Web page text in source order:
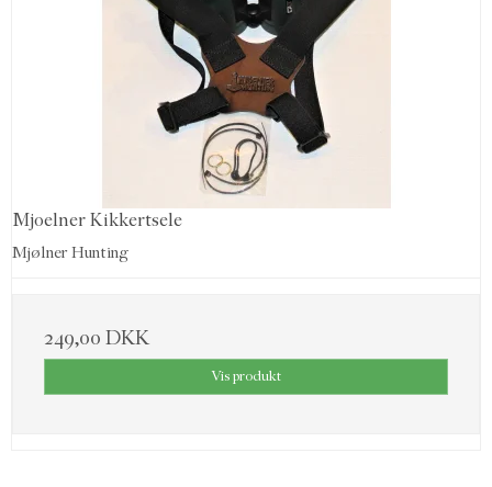
Mjoelner Kikkertsele
Mjølner Hunting
249,00 DKK
Vis produkt